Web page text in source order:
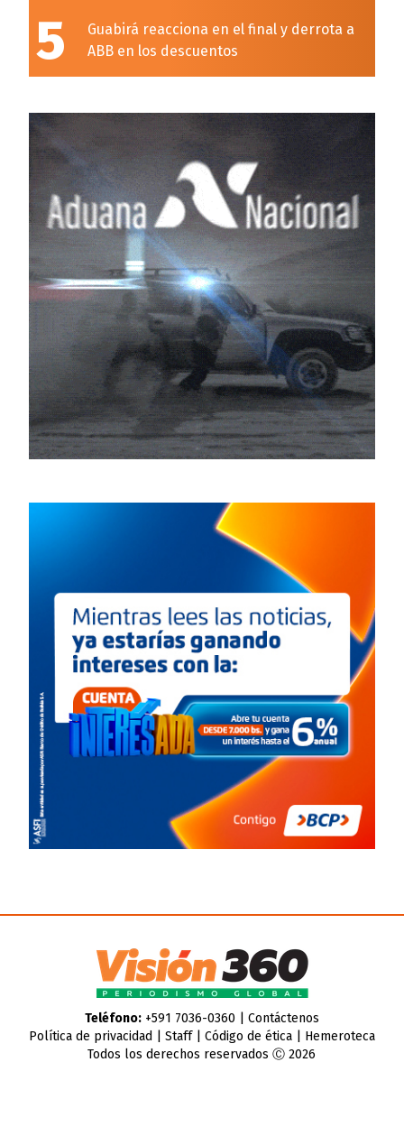
5
Guabirá reacciona en el final y derrota a
ABB en los descuentos
Teléfono:+591 7036-0360 | Contáctenos
Política de privacidad
Staff| Código de ética| Hemeroteca
Todos los derechos reservados Ⓒ 2026